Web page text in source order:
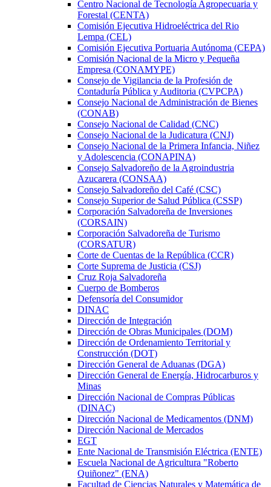
Centro Nacional de Tecnología Agropecuaria y
Forestal (CENTA)
Comisión Ejecutiva Hidroeléctrica del Rio
Lempa (CEL)
Comisión Ejecutiva Portuaria Autónoma (CEPA)
Comisión Nacional de la Micro y Pequeña
Empresa (CONAMYPE)
Consejo de Vigilancia de la Profesión de
Contaduría Pública y Auditoria (CVPCPA)
Consejo Nacional de Administración de Bienes
(CONAB)
Consejo Nacional de Calidad (CNC)
Consejo Nacional de la Judicatura (CNJ)
Consejo Nacional de la Primera Infancia, Niñez
y Adolescencia (CONAPINA)
Consejo Salvadoreño de la Agroindustria
Azucarera (CONSAA)
Consejo Salvadoreño del Café (CSC)
Consejo Superior de Salud Pública (CSSP)
Corporación Salvadoreña de Inversiones
(CORSAIN)
Corporación Salvadoreña de Turismo
(CORSATUR)
Corte de Cuentas de la República (CCR)
Corte Suprema de Justicia (CSJ)
Cruz Roja Salvadoreña
Cuerpo de Bomberos
Defensoría del Consumidor
DINAC
Dirección de Integración
Dirección de Obras Municipales (DOM)
Dirección de Ordenamiento Territorial y
Construcción (DOT)
Dirección General de Aduanas (DGA)
Dirección General de Energía, Hidrocarburos y
Minas
Dirección Nacional de Compras Públicas
(DINAC)
Dirección Nacional de Medicamentos (DNM)
Dirección Nacional de Mercados
EGT
Ente Nacional de Transmisión Eléctrica (ENTE)
Escuela Nacional de Agricultura "Roberto
Quiñonez" (ENA)
Facultad de Ciencias Naturales y Matemática de